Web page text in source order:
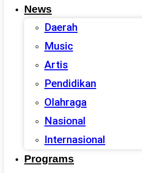
News
Daerah
Music
Artis
Pendidikan
Olahraga
Nasional
Internasional
Programs